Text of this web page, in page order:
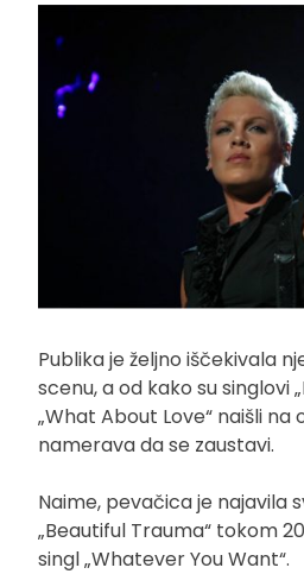
Publika je željno iščekivala
scenu, a od kako su singlovi
„What About Love“ naišli na
namerava da se zaustavi.
Naime, pevačica je najavila
„Beautiful Trauma“ tokom
singl „Whatever You Want“.